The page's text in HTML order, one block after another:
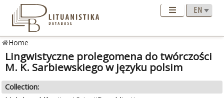
Home
Lingwistyczne prolegomena do twórczości
M. K. Sarbiewskiego w języku polsim
Collection: